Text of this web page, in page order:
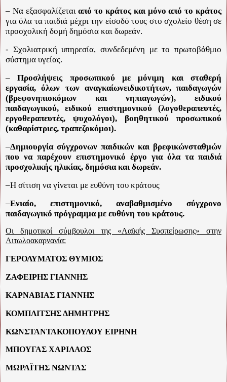
– Να εξασφαλίζεταιαπό το κράτος και μόνο από το κράτος
για όλα τα παιδιά μέχρι την είσοδό τους στο σχολείο θέση σε
προσχολική δομή δημόσια και δωρεάν.
- Σχολιατρική υπηρεσία, συνδεδεμένη με το πρωτοβάθμιο
σύστημα υγείας.
–Προσλήψεις προσωπικού με μόνιμη και σταθερή
εργασία, όλων των αναγκαίωνειδικοτήτων, παιδαγωγών
(βρεφονηπιοκόμων και νηπιαγωγών), ειδικού
παιδαγωγικού, ειδικού επιστημονικού (λογοθεραπευτές,
εργοθεραπευτές, ψυχολόγοι), βοηθητικού προσωπικού
(καθαρίστριες, τραπεζοκόμοι).
–Δημιουργία σύγχρονων παιδικών και βρεφικώνσταθμών
που να παρέχουν επιστημονικό έργο για όλα τα παιδιά
προσχολικής ηλικίας, δημόσια και δωρεάν.
–Η σίτιση να γίνεται με ευθύνη του κράτους
–Ενιαίο, επιστημονικό, αναβαθμισμένο σύγχρονο
παιδαγωγικό πρόγραμμα με ευθύνη του κράτους.
Οι δημοτικοί σύμβουλοι της «Λαϊκής Συσπείρωσης» στην
Αιτωλοακαρνανία:
ΓΕΡΟΛΥΜΑΤΟΣ ΘΥΜΙΟΣ
ΖΑΦΕΙΡΗΣ ΓΙΑΝΝΗΣ
ΚΑΡΝΑΒΙΑΣ ΓΙΑΝΝΗΣ
ΚΟΜΠΛΙΤΣΗΣ ΔΗΜΗΤΡΗΣ
ΚΩΝΣΤΑΝΤΑΚΟΠΟΥΛΟΥ ΕΙΡΗΝΗ
ΜΠΟΥΓΑΣ ΧΑΡΙΛΑΟΣ
ΜΩΡΑΪΤΗΣ ΝΩΝΤΑΣ